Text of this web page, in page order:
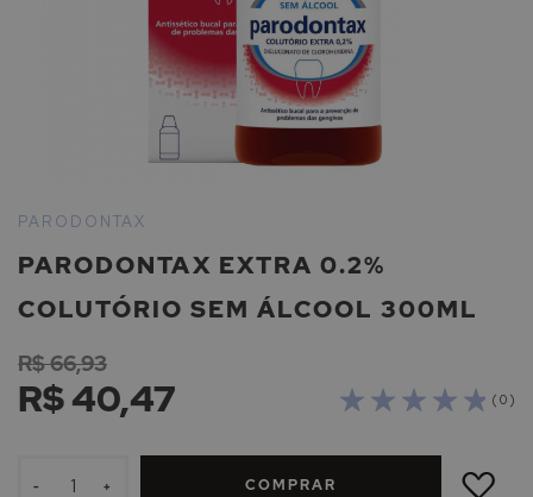
para
início
Galeria
imagens
PARODONTAX EXTRA 0.2%
COLUTÓRIO SEM ÁLCOOL 300ML
PARODONTAX
( 0 )
R$ 40,47
R$ 66,93
- + COMPRAR
ADICIONAR
LISTA